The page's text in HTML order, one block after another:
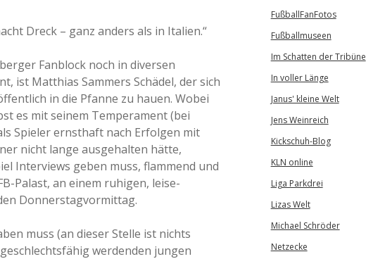
Dreck – ganz anders als in Italien.“
Fanblock noch in diversen
ist Matthias Sammers Schädel, der sich
in die Pfanne zu hauen. Wobei
es mit seinem Temperament (bei
Spieler ernsthaft nach Erfolgen mit
nicht lange ausgehalten hätte,
Interviews geben muss, flammend und
Palast, an einem ruhigen, leise-
Donnerstagvormittag.
muss (an dieser Stelle ist nichts
werdenden jungen
FußballFanFotos
Fußballmuseen
Im Schatten der Tribüne
In voller Länge
Janus' kleine Welt
Jens Weinreich
Kickschuh-Blog
KLN online
Liga Parkdrei
Lizas Welt
Michael Schröder
Netzecke